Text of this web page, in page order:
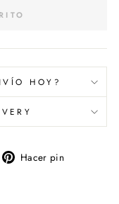
HOY?
Hacer pin